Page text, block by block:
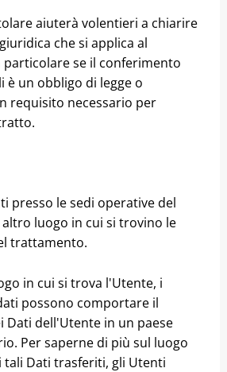
aiuterà volentieri a chiarire
che si applica al
se il conferimento
è un obbligo di legge o
requisito necessario per
presso le sedi operative del
luogo in cui si trovino le
trattamento.
in cui si trova l'Utente, i
possono comportare il
dell'Utente in un paese
Per saperne di più sul luogo
Dati trasferiti, gli Utenti